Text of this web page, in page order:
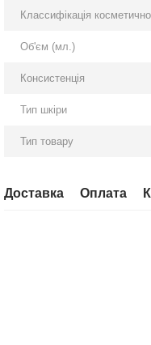
Классифікація
Об'єм (мл.)
Консистенція
Тип шкіри
Тип товару
Доставка Оплата